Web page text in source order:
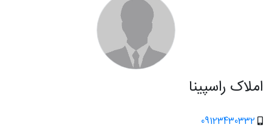
املاک راسپینا
09123430332